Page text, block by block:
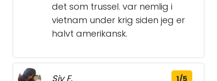
det som trussel. var nemlig i
vietnam under krig siden jeg er
halvt amerikansk.
Siv F.